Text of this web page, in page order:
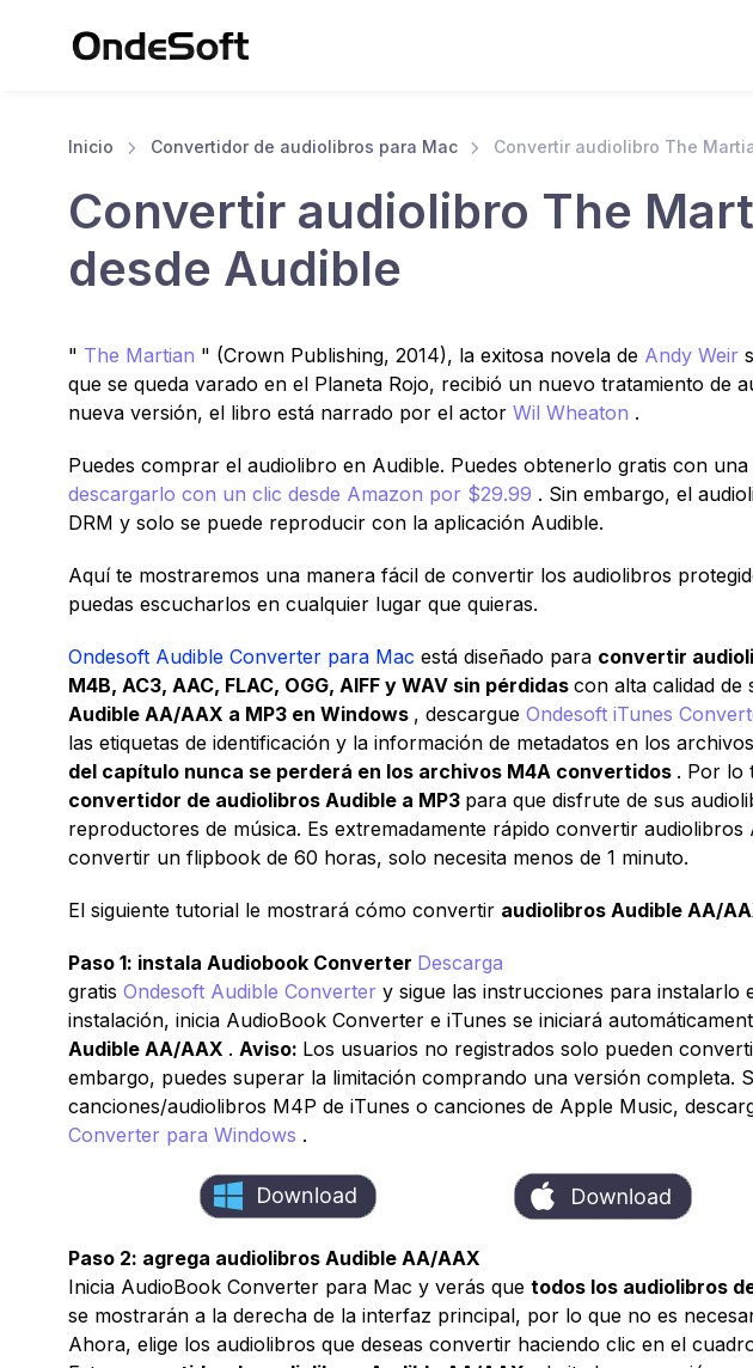
Inicio Convertidor de audiolibros para Mac Convertir audiolibro The
Convertir audiolibro The
desde Audible
" The Martian " (Crown Publishing, 2014), la exitosa novela de Andy Weir
que se queda varado en el Planeta Rojo, recibió un nuevo tratamiento de
nueva versión, el libro está narrado por el actor Wil Wheaton .
Puedes comprar el audiolibro en Audible. Puedes obtenerlo gratis con
descargarlo con un clic desde Amazon por $29.99 . Sin embargo, el
DRM y solo se puede reproducir con la aplicación Audible.
Aquí te mostraremos una manera fácil de convertir los audiolibros
puedas escucharlos en cualquier lugar que quieras.
Ondesoft Audible Converter para Mac está diseñado para convertir
M4B, AC3, AAC, FLAC, OGG, AIFF y WAV sin pérdidas con alta calidad de
Audible AA/AAX a MP3 en Windows , descargue Ondesoft iTunes
las etiquetas de identificación y la información de metadatos en los
del capítulo nunca se perderá en los archivos M4A convertidos . Por lo
convertidor de audiolibros Audible a MP3 para que disfrute de sus
reproductores de música. Es extremadamente rápido convertir
convertir un flipbook de 60 horas, solo necesita menos de 1 minuto.
El siguiente tutorial le mostrará cómo convertir audiolibros Audible AA/
Paso 1: instala Audiobook Converter Descarga
gratis Ondesoft Audible Converter y sigue las instrucciones para instalarlo
instalación, inicia AudioBook Converter e iTunes se iniciará
Audible AA/AAX . Aviso: Los usuarios no registrados solo pueden
embargo, puedes superar la limitación comprando una versión completa.
canciones/audiolibros M4P de iTunes o canciones de Apple Music,
Converter para Windows .
Paso 2: agrega audiolibros Audible AA/AAX
Inicia AudioBook Converter para Mac y verás que todos los audiolibros
se mostrarán a la derecha de la interfaz principal, por lo que no es
Ahora, elige los audiolibros que deseas convertir haciendo clic en el